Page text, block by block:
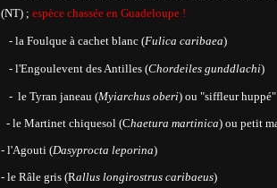
(NT) ; espèce chassée en Guadeloupe !
- la Foulque à cachet blanc (Fulica caribaea)
- l'Engoulevent des Antilles (Chordeiles gunddlachi)
- le Tyran janeau (Myiarchus oberi) ou "siffleur huppé"
- le Martinet chiquesol (Chaetura martinica) ou petit
- l'Agouti (Dasyprocta leporina)
- le Râle gris (Rallus longirostrus caribaeus)